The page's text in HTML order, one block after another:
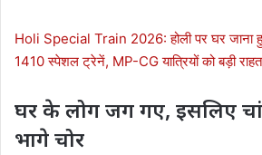
Holi Special Train 2026: होली पर घर जाना
1410 स्पेशल ट्रेनें, MP-CG यात्रियों को बड़ी राहत
घर के लोग जग गए, इसलिए
भागे चोर